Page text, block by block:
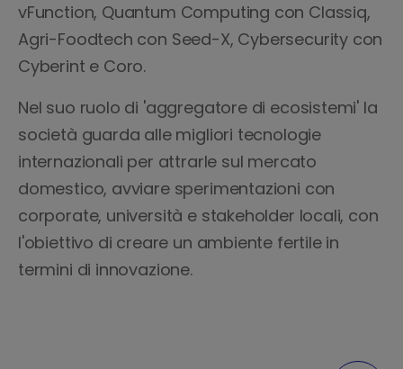
vFunction, Quantum Computing con Classiq,
Agri-Foodtech con Seed-X, Cybersecurity con
Cyberint e Coro.
Nel suo ruolo di 'aggregatore di ecosistemi' la
società guarda alle migliori tecnologie
internazionali per attrarle sul mercato
domestico, avviare sperimentazioni con
corporate, università e stakeholder locali, con
l'obiettivo di creare un ambiente fertile in
termini di innovazione.